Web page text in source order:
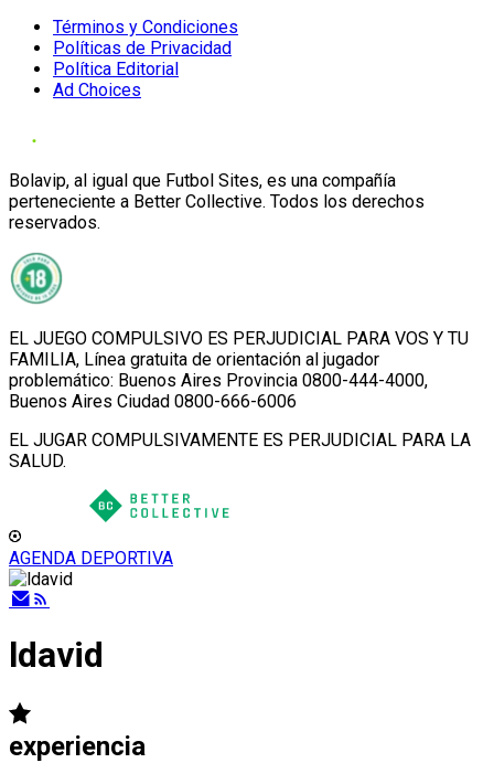
Términos y Condiciones
Políticas de Privacidad
Política Editorial
Ad Choices
Bolavip, al igual que Futbol Sites, es una compañía
perteneciente a Better Collective. Todos los derechos
reservados.
EL JUEGO COMPULSIVO ES PERJUDICIAL PARA VOS Y TU
FAMILIA, Línea gratuita de orientación al jugador
problemático: Buenos Aires Provincia 0800-444-4000,
Buenos Aires Ciudad 0800-666-6006
EL JUGAR COMPULSIVAMENTE ES PERJUDICIAL PARA LA
SALUD.
AGENDA DEPORTIVA
ldavid
experiencia